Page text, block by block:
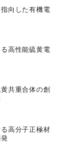
向した有機電
高性能硫黄電
共重合体の創
高分子正極材